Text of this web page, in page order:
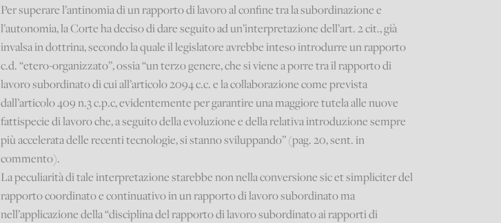
Per superare l’antinomia di un rapporto di lavoro al confine tra la subordinazione e
l’autonomia, la Corte ha deciso di dare seguito ad un’interpretazione dell’art. 2 cit., già
invalsa in dottrina, secondo la quale il legislatore avrebbe inteso introdurre un rapporto
c.d. “etero-organizzato”, ossia “un terzo genere, che si viene a porre tra il rapporto di
lavoro subordinato di cui all’articolo 2094 c.c. e la collaborazione come prevista
dall’articolo 409 n.3 c.p.c, evidentemente per garantire una maggiore tutela alle nuove
fattispecie di lavoro che, a seguito della evoluzione e della relativa introduzione sempre
più accelerata delle recenti tecnologie, si stanno sviluppando” (pag. 20, sent. in
commento).
La peculiarità di tale interpretazione starebbe non nella conversione sic et simpliciter del
rapporto coordinato e continuativo in un rapporto di lavoro subordinato ma
nell’applicazione della “disciplina del rapporto di lavoro subordinato ai rapporti di